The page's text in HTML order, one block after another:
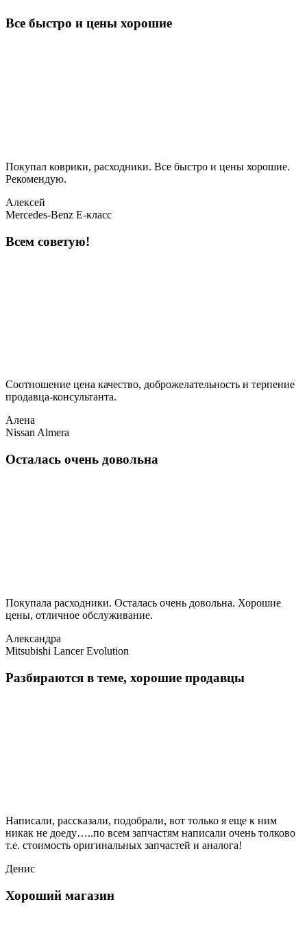
Все быстро и цены хорошие
Покупал коврики, расходники. Все быстро и цены хорошие.
Рекомендую.
Алексей
Mercedes-Benz E-класс
Всем советую!
Соотношение цена качество, доброжелательность и терпение
продавца-консультанта.
Алена
Nissan Almera
Осталась очень довольна
Покупала расходники. Осталась очень довольна. Хорошие
цены, отличное обслуживание.
Александра
Mitsubishi Lancer Evolution
Разбираются в теме, хорошие продавцы
Написали, рассказали, подобрали, вот только я еще к ним
никак не доеду…..по всем запчастям написали очень толково
т.е. стоимость оригинальных запчастей и аналога!
Денис
Хороший магазин